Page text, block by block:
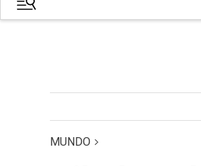
MUNDO